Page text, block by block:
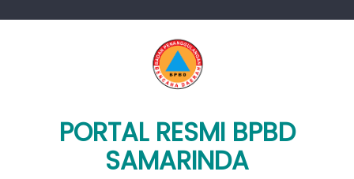
PORTAL RESMI BPBD
SAMARINDA